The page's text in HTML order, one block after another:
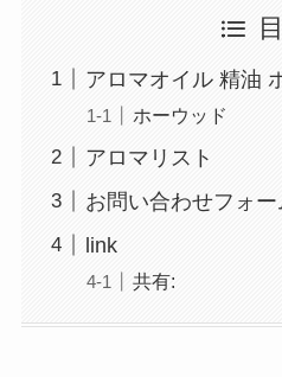
アロマオイル 精油
ホーウッド
アロマリスト
お問い合わせフォ
link
共有: